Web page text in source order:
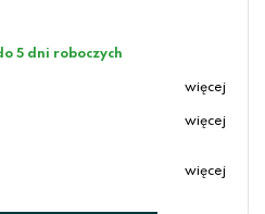
5 dni roboczych
więcej
więcej
więcej